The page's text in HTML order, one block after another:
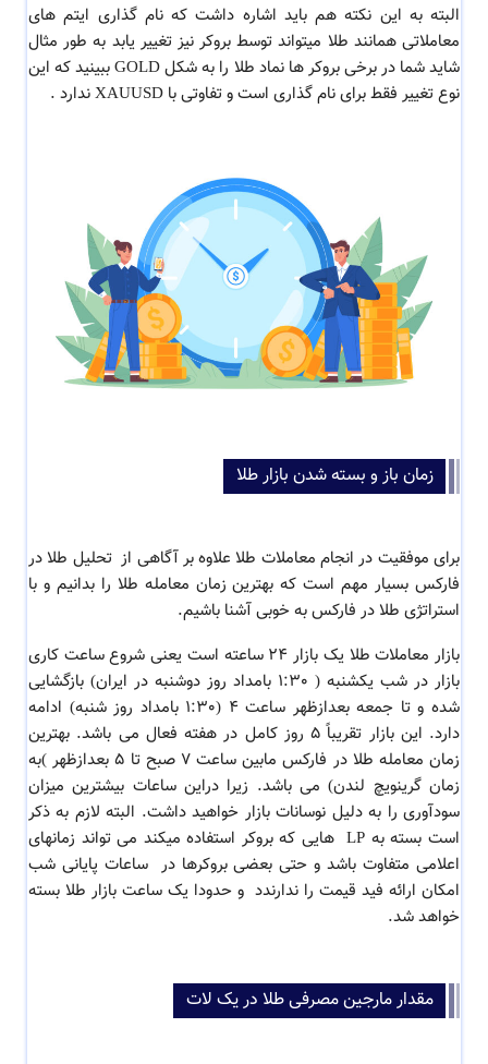
البته به این نکته هم باید اشاره داشت که نام گذاری ایتم های
معاملاتی همانند طلا میتواند توسط بروکر نیز تغییر یابد به طور مثال
شاید شما در برخی بروکر ها نماد طلا را به شکل GOLD ببینید که این
نوع تغییر فقط برای نام گذاری است و تفاوتی با XAUUSD ندارد .
زمان باز و بسته شدن بازار طلا
برای موفقیت در انجام معاملات طلا علاوه بر آگاهی ازتحلیل طلا در
فارکس بسیار مهم است که بهترین زمان معامله طلا را بدانیم و با
استراتژی طلا در فارکسبه خوبی آشنا باشیم.
بازار معاملات طلا یک بازار 24 ساعته است یعنی شروع ساعت کاری
بازار در شب یکشنبه ( 1:30 بامداد روز دوشنبه در ایران) بازگشایی
شده و تا جمعه بعدازظهر ساعت 4 (1:30 بامداد روز شنبه) ادامه
دارد. این بازار تقریباً 5 روز کامل در هفته فعال می باشد.
بهترین
زمان معامله طلا
در فارکس مابین ساعت 7 صبح تا 5 بعدازظهر )به
زمان گرینویچ لندن) می باشد. زیرا دراین ساعات بیشترین میزان
سودآوری را به دلیل نوسانات بازار خواهید داشت. البته لازم به ذکر
است بسته به LP هایی که بروکر استفاده میکند می تواند زمانهای
اعلامی متفاوت باشد و حتی بعضی بروکرها در ساعات پایانی شب
امکان ارائه فید قیمت را ندارندد و حدودا یک ساعت بازار طلا بسته
خواهد شد.
مقدار مارجین مصرفی طلا در یک لات